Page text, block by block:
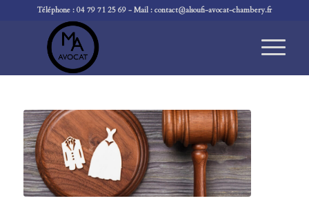
Téléphone : 04 79 71 25 69- Mail : contact@alsoufi-avocat-chambery.fr